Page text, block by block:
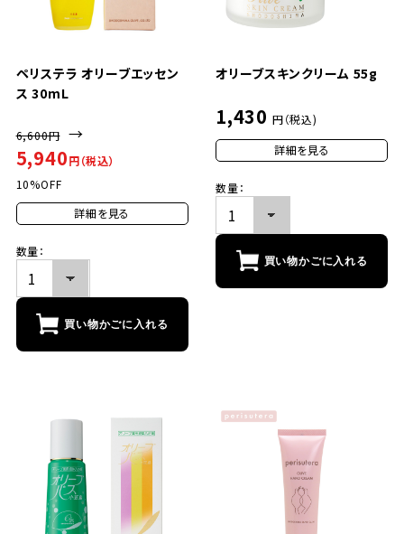
ペリステラ オリーブエッセン
ス 30mL
6,600円 →
5,940円（税込）
10%OFF
詳細を見る
数量：
買い物かごに入れる
オリーブスキンクリーム 55g
1,430 円（税込)
詳細を見る
数量：
買い物かごに入れる